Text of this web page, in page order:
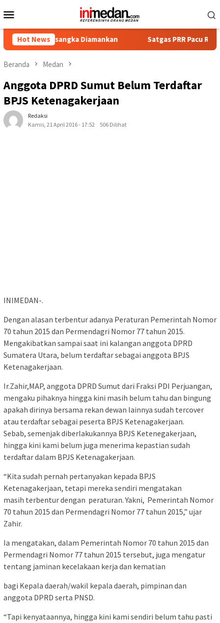
ke
Mobile
Hot NewsDiamankan Satgas PRR Pacu Realisasi
Beranda Medan
Anggota DPRD Sumut Belum Terdaftar
BPJS Ketenagakerjaan
Redaksi
Kamis, 21 April 2016 - 17:52
506 Dilihat
INIMEDAN-.
Dengan alasan terbentur adanya Peraturan Pemerintah Nomor
70 tahun 2015 dan Permendagri Nomor 77 tahun 2015.
Mengakibatkan sampai saat ini kalangan anggota DPRD
Sumatera Utara, belum terdaftar sebagai anggota BPJS
Ketenagakerjaan.
Ir.Zahir,MAP, anggota DPRD Sumut dari Fraksi PDI Perjuangan,
mengaku pihaknya hingga kini masih belum tahu dan bingung
apakah dirinya bersama rekan dewan lainnya sudah tercover
atau terdaftar sebagai peserta BPJS Ketenagakerjaan.
Sebab, semenjak diberlakukannya BPJS Ketenegakerjaan,
hingga kini kami belum juga menerima kepastian sudah
terdaftar dalam BPJS Ketenagakerjaan.
“Kita sudah pernah pertanyakan kepada BPJS
Ketenagakerjaan, tetapi mereka sendiri mengatakan
masih terbentur dengan peraturan. Yakni, Pemerintah Nomor
70 tahun 2015 dan Permendagri Nomor 77 tahun 2015,” ujar
Zahir.
Ia mengatakan, dalam Pemerintah Nomor 70 tahun 2015 dan
Permendagri Nomor 77 tahun 2015 tersebut, juga mengatur
tentang jaminan kecelakaan kerja dan kematian
bagi Kepala daerah/wakil kepala daerah, pimpinan dan
anggota DPRD serta PNSD.
“Tapi kenyataannya, hingga kini kami sendiri belum tahu pasti